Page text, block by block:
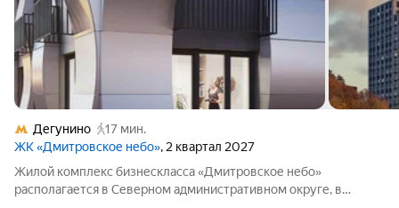
Дегунино
17 мин.
ЖК «Дмитровское небо», 2 квартал 2027
Жилой комплекс бизнескласса «Дмитровское небо»
располагается в Северном административном округе, в